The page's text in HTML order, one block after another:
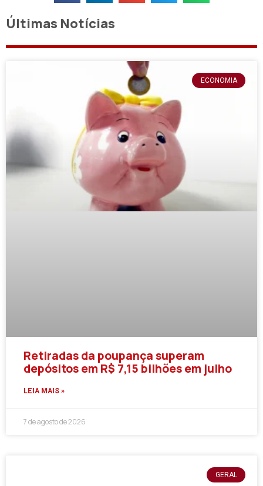
Últimas Notícias
ECONOMIA
Retiradas da poupança superam
depósitos em R$ 7,15 bilhões em julho
LEIA MAIS »
7 de agosto de 2026
GERAL